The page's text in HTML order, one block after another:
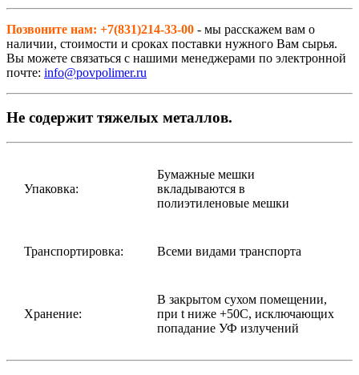
Позвоните нам: +7(831)214-33-00 - мы расскажем вам о
наличии, стоимости и сроках поставки нужного Вам сырья.
Вы можете связаться с нашими менеджерами по электронной
почте: info@povpolimer.ru
Не содержит тяжелых металлов.
Упаковка:
Бумажные мешки
вкладываются в
полиэтиленовые мешки
Транспортировка: Всеми видами транспорта
Хранение:
В закрытом сухом помещении,
при t ниже +50С, исключающих
попадание УФ излучений